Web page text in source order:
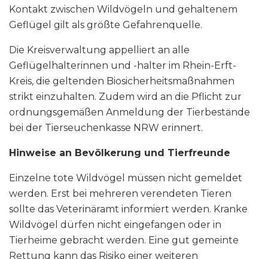
Kontakt zwischen Wildvögeln und gehaltenem
Geflügel gilt als größte Gefahrenquelle.
Die Kreisverwaltung appelliert an alle
Geflügelhalterinnen und -halter im Rhein-Erft-
Kreis, die geltenden Biosicherheitsmaßnahmen
strikt einzuhalten. Zudem wird an die Pflicht zur
ordnungsgemäßen Anmeldung der Tierbestände
bei der Tierseuchenkasse NRW erinnert.
Hinweise an Bevölkerung und Tierfreunde
Einzelne tote Wildvögel müssen nicht gemeldet
werden. Erst bei mehreren verendeten Tieren
sollte das Veterinäramt informiert werden. Kranke
Wildvögel dürfen nicht eingefangen oder in
Tierheime gebracht werden. Eine gut gemeinte
Rettung kann das Risiko einer weiteren